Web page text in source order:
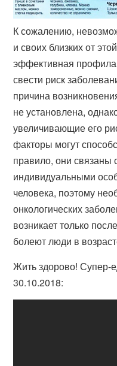
К сожалению,
и своих близких от
эффективная
свести риск
причина
не установлена,
увеличивающие его
факторы могут
правило, они
индивидуальными
человека, поэтому
онкологических
возникает только
болеют люди в
Жить здорово! Супер-
30.10.2018: